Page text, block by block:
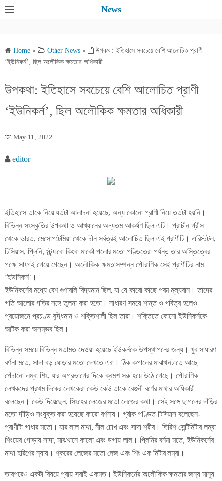
News
Home » Other News »
উপকথা: ইতিহাসে সবচেয়ে বেশি আলোচিত প্রাণী
‘ইউনিকর্ন’, ছিল অলৌকিক ক্ষমতার অধিকারী
উপকথা: ইতিহাসে সবচেয়ে বেশি আলোচিত প্রাণী
‘ইউনিকর্ন’, ছিল অলৌকিক ক্ষমতার অধিকারী
May 11, 2022
editor
ইতিহাসে তাকে নিয়ে যতটা আলাচনা হয়েছে, অন্য কোনো প্রাণী নিয়ে ততটা হয়নি।
বিভিন্ন সংস্কৃতির উপকথা ও আখ্যানের অন্যতম আকর্ষণ ছিল এটি। প্রাচীন গ্রীস
থেকে ভারত, মেসোপটেমিয়া থেকে চীন সর্বত্রই আলোচিত ছিল এই প্রাণীটি। এরিস্টটল,
টিসিয়াস, প্লিনি, স্ট্র্যাবো কিংবা মার্কো পলোর মতো পণ্ডিতেরা পর্যন্ত তার অস্তিত্বের
পক্ষে সাফাই গেয়ে গেছেন। অলৌকিক ক্ষমতাসম্পন্ন পৌরাণিক সেই প্রাণীটির নাম
‘ইউনিকর্ন’।
ইউনিকর্নের মধ্যে বেশ গুণাবলি বিদ্যমান ছিল, যা যে কারো কাছে পরম মূল্যবান। তাদের
গতি আলোর গতির সঙ্গে তুলনা করা হতো। সাধারণ সময়ে শান্ত ও পবিত্র হলেও
প্রয়োজনে প্রচণ্ড বুদ্ধিমান ও শক্তিশালী ছিল তারা। শক্তিতে কোনো ইউনিকর্নকে
আটক করা অসম্ভব ছিল।
বিভিন্ন সময়ে বিভিন্ন মতামত দেওয়া হয়েছে ইউকর্নকে উপস্থাপনের জন্য। খুব সাধারণ
বর্ণনা মতে, সাদা বড় ঘোড়ার মতো দেখতে এরা। ঠিক কপালের মাঝখানটাতে আছে
পেঁচানো লম্বা শিং, যার অগ্রভাগের দিকে ক্রমশ সরু হয়ে উঠে গেছে। পৌরাণিক
লেখকদের প্রথম দিকের লেখকেরা কেউ কেউ তাকে বেগুনী বর্ণের মাথার অধিকারী
বলেছেন। কেউ দিয়েছেন, সিংহের লেজের মতো লেজের কথা। সেই সঙ্গে ছাগলের দাঁড়ির
মতো দাঁড়িও সংযুক্ত করা হয়েছে কারো বর্ণনায়। গ্রীক পণ্ডিত টিসিয়াস বলেছেন-
প্রাণীটা গাধার মতো। যার লাল মাথা, নীল চোখ এবং সাদা শরীর। তিরিশ সেন্টিমিটার লম্বা
শিংয়ের গোড়ায় সাদা, মাঝখানে কালো এবং ডগায় লাল। প্লিনির বর্ননা মতে, ইউনিকর্নের
মাথা হরিণের ন্যায়। শূকরের লেজের মতো লেজ এবং শিং এক মিটার লম্বা।
তারপরেও একটা বিষয়ে প্রায় সবাই একমত। ইউনিকর্নের অলৌকিক ক্ষমতার জন্য মানুষ